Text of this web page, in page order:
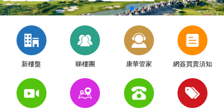
新樓盤 睇樓團 康華管家 網簽買賣須知